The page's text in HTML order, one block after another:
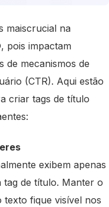
maiscrucial na
, pois impactam
de mecanismos de
(CTR). Aqui estão
criar tags de título
exibem apenas
de título. Manter o
fique visível nos